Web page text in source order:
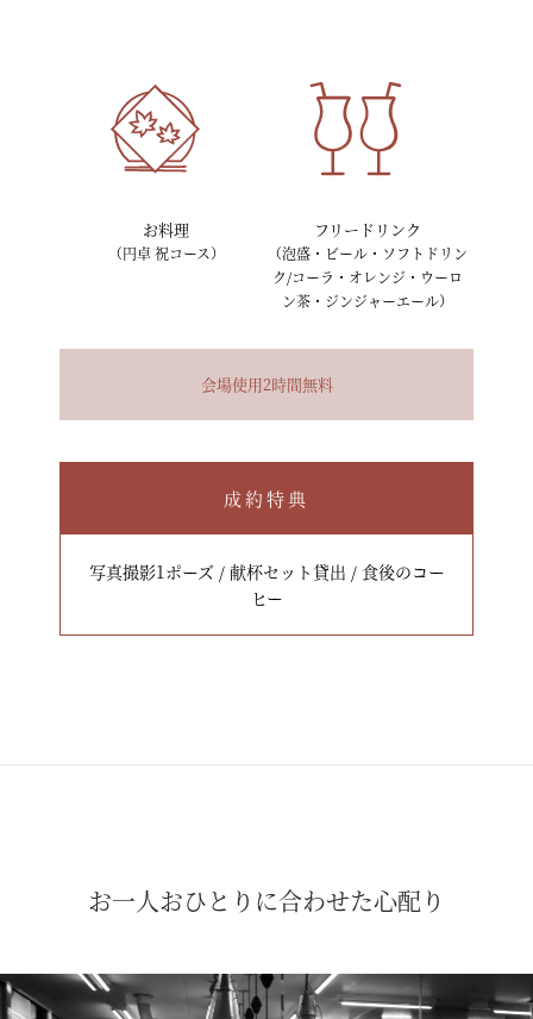
お料理
（円卓 祝コース）
フリードリンク
（泡盛・ビール・ソフトドリン
ク/コーラ・オレンジ・ウーロ
ン茶・ジンジャーエール）
会場使用2時間無料
成約特典
写真撮影1ポーズ / 献杯セット貸出 / 食後のコー
ヒー
お一人おひとりに合わせた心配り